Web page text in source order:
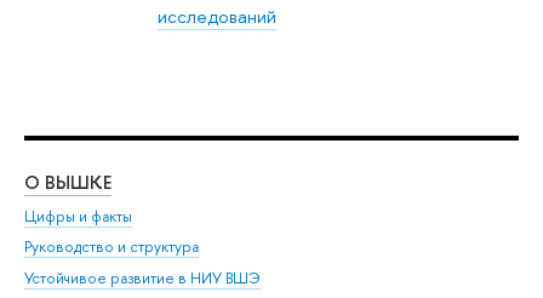
исследований
О ВЫШКЕ
Цифры и факты
Руководство и структура
Устойчивое развитие в НИУ ВШЭ